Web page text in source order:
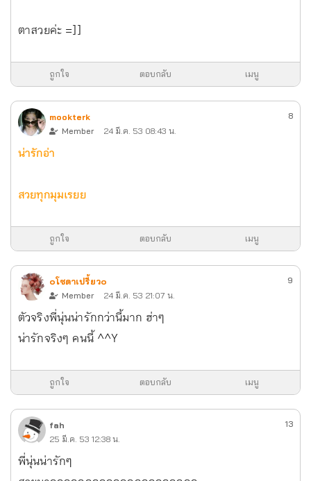
ตาสวยค่ะ =]]
ถูกใจ ตอบกลับ เมนู
mookterk
Member
24 มี.ค. 53 08:43 น.
8
น่ารักอ่า
สวยทุกมุมเรยย
ถูกใจ ตอบกลับ เมนู
๐โซดาเปรี้ยว๐
Member
24 มี.ค. 53 21:07 น.
9
ตัวจริงพี่นุ่นน่ารักกว่านี้มาก ฮ่าๆ
น่ารักจริงๆ คนนี้ ^^Y
ถูกใจ ตอบกลับ เมนู
fah
25 มี.ค. 53 12:38 น.
13
พี่นุ่นน่ารักๆ